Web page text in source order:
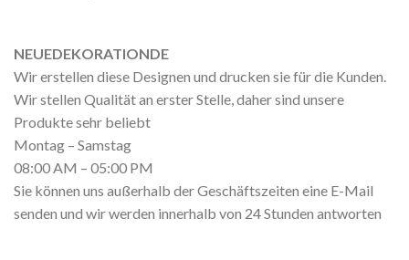
NEUEDEKORATIONDE
Wir erstellen diese Designen und drucken sie für die Kunden.
Wir stellen Qualität an erster Stelle, daher sind unsere
Produkte sehr beliebt
Montag – Samstag
08:00 AM – 05:00 PM
Sie können uns außerhalb der Geschäftszeiten eine E-Mail
senden und wir werden innerhalb von 24 Stunden antworten